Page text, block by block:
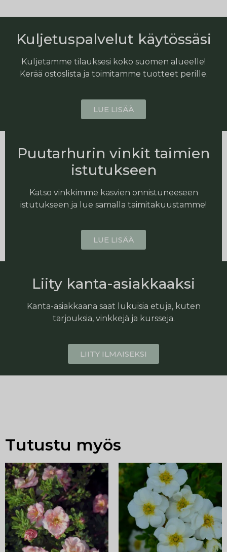
Kuljetuspalvelut käytössäsi
Kuljetamme tilauksesi koko suomen alueelle!
Kerää ostoslista ja toimitamme tuotteet perille.
LUE LISÄÄ
Puutarhurin vinkit taimien
istutukseen
Katso vinkkimme kasvien onnistuneeseen
istutukseen ja lue samalla taimitakuustamme!
LUE LISÄÄ
Liity kanta-asiakkaaksi
Kanta-asiakkaana saat lukuisia etuja, kuten
tarjouksia, vinkkejä ja kursseja.
LIITY ILMAISEKSI
Tutustu myös